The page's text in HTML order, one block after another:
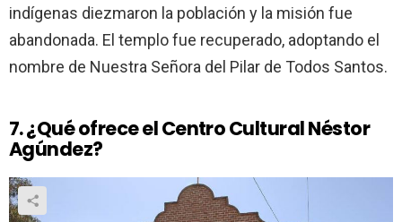
indígenas diezmaron la población y la misión fue
abandonada. El templo fue recuperado, adoptando el
nombre de Nuestra Señora del Pilar de Todos Santos.
7. ¿Qué ofrece el Centro Cultural Néstor
Agúndez?